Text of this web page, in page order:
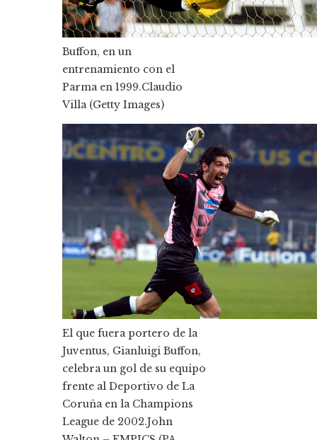
Buffon, en un
entrenamiento con el
Parma en 1999.Claudio
Villa (Getty Images)
El que fuera portero de la
Juventus, Gianluigi Buffon,
celebra un gol de su equipo
frente al Deportivo de La
Coruña en la Champions
League de 2002.John